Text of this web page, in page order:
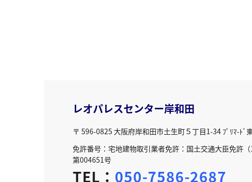
レオパレスセンター岸和田
〒 596-0825 大阪府岸和田市土生町５丁目1-34 ﾌﾟﾘﾏ-ﾄﾞ
免許番号：宅地建物取引業者免許：国土交通大臣免許
第004651号
TEL： 050-7586-2687